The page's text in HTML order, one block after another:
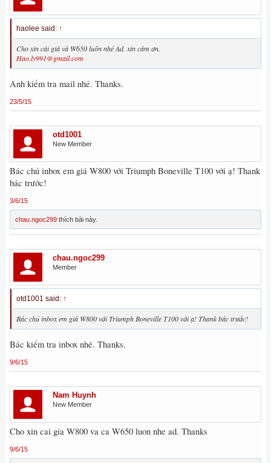
haolee said: ↑
Cho xin cái giá và W650 luôn nhé Ad. xin cám ơn.
Hao.ly991@gmail.com
Anh kiểm tra mail nhé. Thanks.
23/5/15
otd1001
New Member
Bác chủ inbox em giá W800 với Triumph Boneville T100 với ạ! Thank
bác trước!
3/6/15
chau.ngoc299 thích bài này.
chau.ngoc299
Member
otd1001 said: ↑
Bác chủ inbox em giá W800 với Triumph Boneville T100 với ạ! Thank bác trước!
Bác kiểm tra inbox nhé. Thanks.
9/6/15
Nam Huynh
New Member
Cho xin cai gia W800 va ca W650 luon nhe ad. Thanks
9/6/15